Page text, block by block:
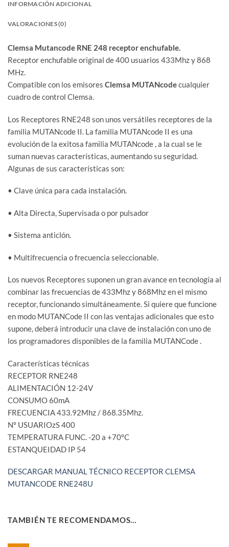
INFORMACIÓN ADICIONAL
VALORACIONES (0)
Clemsa Mutancode RNE 248 receptor enchufable.
Receptor enchufable original de 400 usuarios 433Mhz y 868
MHz.
Compatible con los emisores Clemsa MUTANcodecualquier
cuadro de control Clemsa.
Los Receptores RNE248 son unos versátiles receptores de la
familia MUTANcode II. La familia MUTANcode II es una
evolución de la exitosa familia MUTANcode , a la cual se le
suman nuevas características, aumentando su seguridad.
Algunas de sus características son:
• Clave única para cada instalación.
• Alta Directa, Supervisada o por pulsador
• Sistema anticlón.
• Multifrecuencia o frecuencia seleccionable.
Los nuevos Receptores suponen un gran avance en tecnología al
combinar las frecuencias de 433Mhz y 868Mhz en el mismo
receptor, funcionando simultáneamente. Si quiere que funcione
en modo MUTANCode II con las ventajas adicionales que esto
supone, deberá introducir una clave de instalación con uno de
los programadores disponibles de la familia MUTANCode .
Características técnicas
RECEPTOR RNE248
ALIMENTACIÓN 12-24V
CONSUMO 60mA
FRECUENCIA 433.92Mhz / 868.35Mhz.
Nº USUARIOzS 400
TEMPERATURA FUNC. -20 a +70ºC
ESTANQUEIDAD IP 54
DESCARGAR MANUAL TÉCNICO RECEPTOR CLEMSA
MUTANCODE RNE248U
TAMBIÉN TE RECOMENDAMOS…